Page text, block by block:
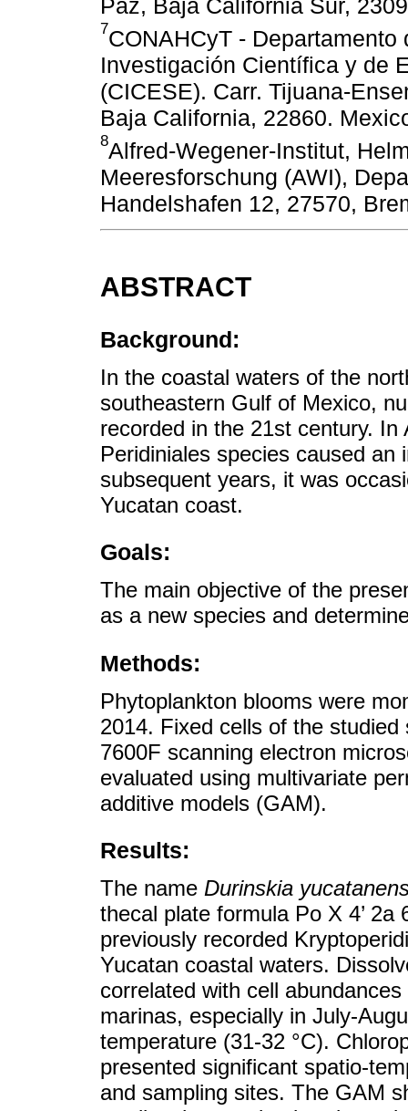
Paz, Baja California Sur,
7CONAHCyT -
Investigación Científica y de
(CICESE). Carr. Tijuana-
Baja California, 22860.
8Alfred-Wegener-Institut,
Meeresforschung (AWI),
Handelshafen 12, 27570,
ABSTRACT
Background:
In the coastal waters of the
southeastern Gulf of Mexico,
recorded in the 21st century.
Peridiniales species caused
subsequent years, it was
Yucatan coast.
Goals:
The main objective of the
as a new species and
Methods:
Phytoplankton blooms were
2014. Fixed cells of the
7600F scanning electron
evaluated using multivariate
additive models (GAM).
Results:
The name Durinskia
thecal plate formula Po X 4’ 2a
previously recorded
Yucatan coastal waters.
correlated with cell
marinas, especially in July-
temperature (31-32 °C).
presented significant spatio-
and sampling sites. The GAM